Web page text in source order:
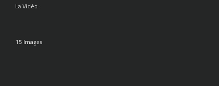
La Vidéo :
15 Images